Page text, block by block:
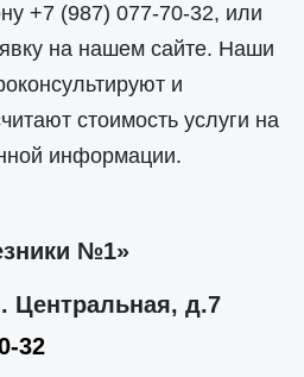
+7 (987) 077-70-32, или
на нашем сайте. Наши
и
стоимость услуги на
информации.
№1»
Центральная, д.7
32